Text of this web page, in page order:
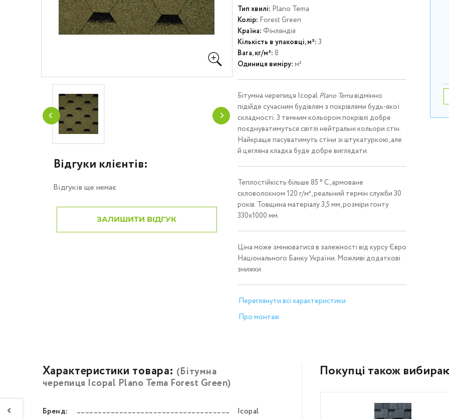
Відгуки клієнтів:
Відгуків ще немає
ЗАЛИШИТИ ВІДГУК
Тип хвилі: Plano Tema
Колір: Forest Green
Країна: Фінляндія
Кількість в упаковці, м²: 3
Вага, кг/м²: 8
Одиниця виміру: м²
Бітумна черепиця Icopal Plano Temaвідмінно
підійде сучасним будівлям з покрівлями будь-якої
складності. З темним кольором покрівлі добре
поєднуватимуться світлі нейтральні кольори стін.
Найкраще пасуватимуть стіни зі штукатуркою, але
й цегляна кладка буде добре виглядати.
Теплостійкість більше 85 ° C, армоване
скловолокном 120 г/м², реальний термін служби 30
років. Товщина матеріалу 3,5 мм, розміри гонту
330х1000 мм.
Ціна може змінюватися в залежності від курсу Євро
Національного Банку України. Можливі додаткові
знижки.
Переглянути всі характеристики
Про монтаж
Характеристики товара: (Бітумна
черепиця Icopal Plano Tema Forest Green)
Бренд:
–––––––––––––––––––––––––––––––––––––––––––––
Icopal
Покупці також